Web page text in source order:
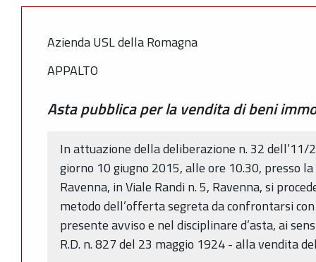
Azienda USL della Romagna
APPALTO
Asta pubblica per la vendita di beni
In attuazione della deliberazione n. 32
giorno 10 giugno 2015, alle ore 10.30, presso
Ravenna, in Viale Randi n. 5, Ravenna, si
metodo dell’offerta segreta da confrontarsi
presente avviso e nel disciplinare d’asta, ai
R.D. n. 827 del 23 maggio 1924 - alla vendita